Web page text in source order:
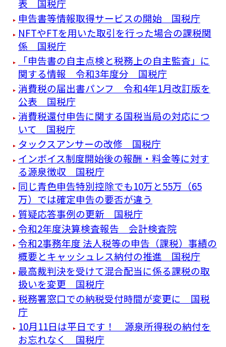
表 国税庁
申告書等情報取得サービスの開始 国税庁
NFTやFTを用いた取引を行った場合の課税関
係 国税庁
「申告書の自主点検と税務上の自主監査」に
関する情報 令和3年度分 国税庁
消費税の届出書パンフ 令和4年1月改訂版を
公表 国税庁
消費税還付申告に関する国税当局の対応につ
いて 国税庁
タックスアンサーの改修 国税庁
インボイス制度開始後の報酬・料金等に対す
る源泉徴収 国税庁
同じ青色申告特別控除でも10万と55万（65
万）では確定申告の要否が違う
質疑応答事例の更新 国税庁
令和2年度決算検査報告 会計検査院
令和2事務年度 法人税等の申告（課税）事績の
概要とキャッシュレス納付の推進 国税庁
最高裁判決を受けて混合配当に係る課税の取
扱いを変更 国税庁
税務署窓口での納税受付時間が変更に 国税
庁
10月11日は平日です！ 源泉所得税の納付を
お忘れなく 国税庁